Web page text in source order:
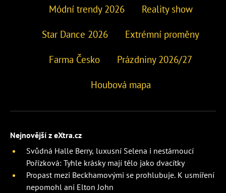
Módní trendy 2026 Reality show
Star Dance 2026 Extrémní proměny
Farma Česko Prázdniny 2026/27
Houbová mapa
Nejnovější z eXtra.cz
Svůdná Halle Berry, luxusní Selena i nestárnoucí
Pořízková: Tyhle krásky mají tělo jako dvacítky
Propast mezi Beckhamovými se prohlubuje. K usmíření
nepomohl ani Elton John